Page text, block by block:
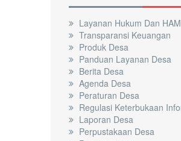
Layanan Hukum Dan
Transparansi Keuangan
Produk Desa
Panduan Layanan Desa
Berita Desa
Agenda Desa
Peraturan Desa
Regulasi Keterbukaan
Laporan Desa
Perpustakaan Desa